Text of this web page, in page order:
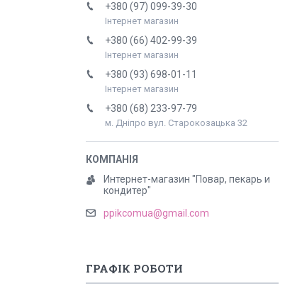
+380 (97) 099-39-30
Інтернет магазин
+380 (66) 402-99-39
Інтернет магазин
+380 (93) 698-01-11
Інтернет магазин
+380 (68) 233-97-79
м. Дніпро вул. Старокозацька 32
Интернет-магазин "Повар, пекарь и
кондитер"
ppikcomua@gmail.com
ГРАФІК РОБОТИ